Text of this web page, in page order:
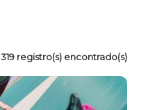
319 registro(s) encontrado(s)